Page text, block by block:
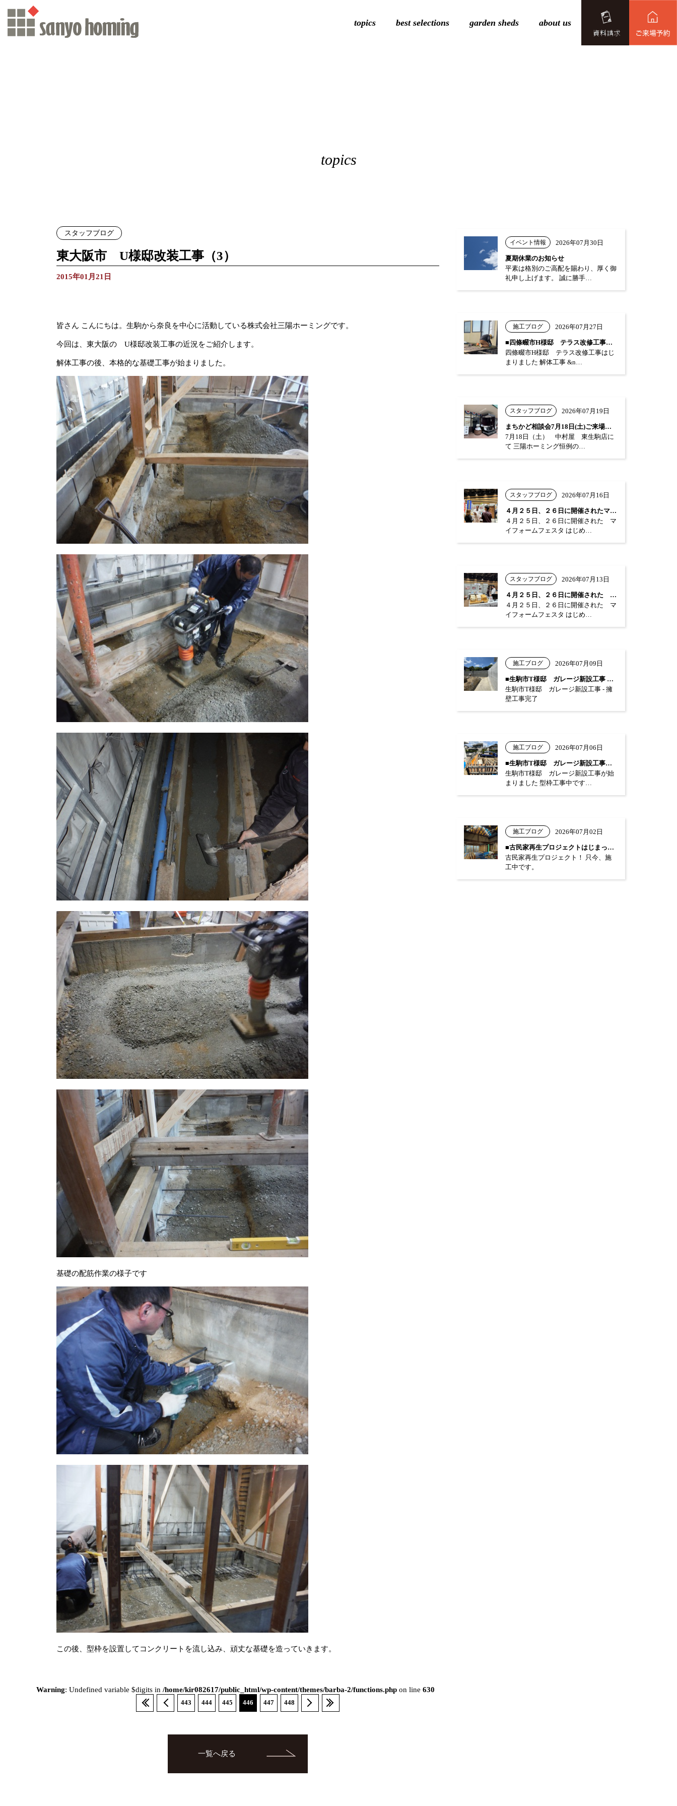
topics best selections garden sheds about us
topics
スタッフブログ
東大阪市 U様邸改装工事（3）
2015年01月21日
皆さん こんにちは。生駒から奈良を中心に活動している株式会社三陽ホーミングです。
今回は、東大阪の U様邸改装工事の近況をご紹介します。
解体工事の後、本格的な基礎工事が始まりました。
基礎の配筋作業の様子です
この後、型枠を設置してコンクリートを流し込み、頑丈な基礎を造っていきます。
Warning: Undefined variable $digits in /home/kir082617/public_html/wp-content/themes/barba-2/functions.php on line 630
443 444 445 446 447 448
一覧へ戻る
イベント情報 2026年07月30日
夏期休業のお知らせ
平素は格別のご高配を賜わり、厚く御
礼申し上げます。 誠に勝手…
施工ブログ 2026年07月27日
■四條畷市H様邸 テラス改修工事はじまり…
四條畷市H様邸 テラス改修工事はじ
まりました 解体工事 &n…
スタッフブログ 2026年07月19日
まちかど相談会7月18日(土)ご来場あり…
7月18日（土） 中村屋 東生駒店に
て 三陽ホーミング恒例の…
スタッフブログ 2026年07月16日
４月２５日、２６日に開催されたマイフォー…
４月２５日、２６日に開催された マ
イフォームフェスタ はじめ…
スタッフブログ 2026年07月13日
４月２５日、２６日に開催された マイフォ…
４月２５日、２６日に開催された マ
イフォームフェスタ はじめ…
施工ブログ 2026年07月09日
■生駒市T様邸 ガレージ新設工事 …
生駒市T様邸 ガレージ新設工事 - 擁
壁工事完了
施工ブログ 2026年07月06日
■生駒市T様邸 ガレージ新設工事が始まり…
生駒市T様邸 ガレージ新設工事が始
まりました 型枠工事中です…
施工ブログ 2026年07月02日
■古民家再生プロジェクトはじまっています…
古民家再生プロジェクト！ 只今、施
工中です。